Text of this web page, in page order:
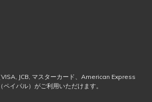
JCB, マスターカード、American Express
イパル）がご利用いただけます。